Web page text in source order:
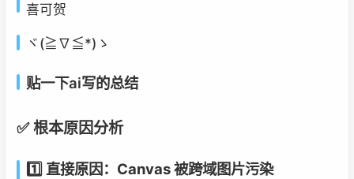
喜可贺
ヾ(≧∇≦*)ゝ
贴一下ai写的总结
✅ 根本原因分析
1️⃣ 直接原因： Canvas 被跨域图片污染